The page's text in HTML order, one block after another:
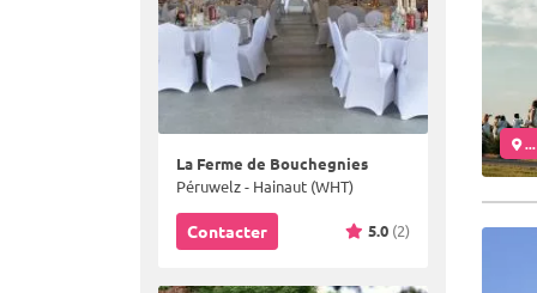
La Ferme de Bouchegnies
Péruwelz - Hainaut (WHT)
Contacter 5.0 (2)
...